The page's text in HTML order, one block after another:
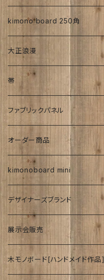
愛知:アイヒラコ
CLasism
イーゼル
文字入れ
伊藤髄賢氏
風呂敷
強力磁石内臓
時計
kimono board 250角
平成着物
ろうけつ染め
昭和中期の着物
お召
大正浪漫
アンティーク
ユーモア
帯
アンティーク
お祝い
ファブリックパネル
着物柄
紅型
オーダー商品
kimonoboard mini
絹
波
デザイナーズブランド
展示会販売
木モノボード[ハンドメイド作品]